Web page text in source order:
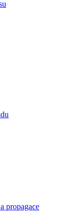
propagace